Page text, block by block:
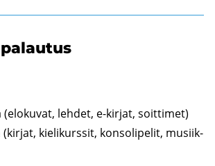
(elo­ku­vat, leh­det, e-​kirjat, soit­ti­met)
(kir­jat, kie­li­kurs­sit, kon­so­li­pe­lit, musiik­